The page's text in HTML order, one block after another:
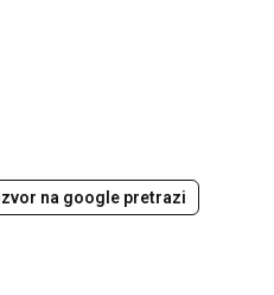
na google pretrazi